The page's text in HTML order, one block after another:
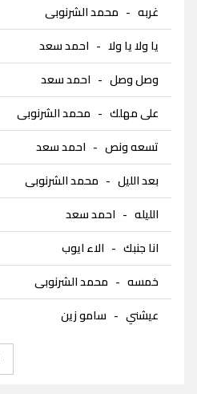
غربه - محمد الشرنوبى
يا ولا يا ولا - احمد سعد
وصل وصل - احمد سعد
على مهلك - محمد الشرنوبى
تسعه ونص - احمد سعد
بعد الليل - محمد الشرنوبى
الليله - احمد سعد
انا جنبك - الاء ايوب
خمسه - محمد الشرنوبى
عيشني - سامو زين